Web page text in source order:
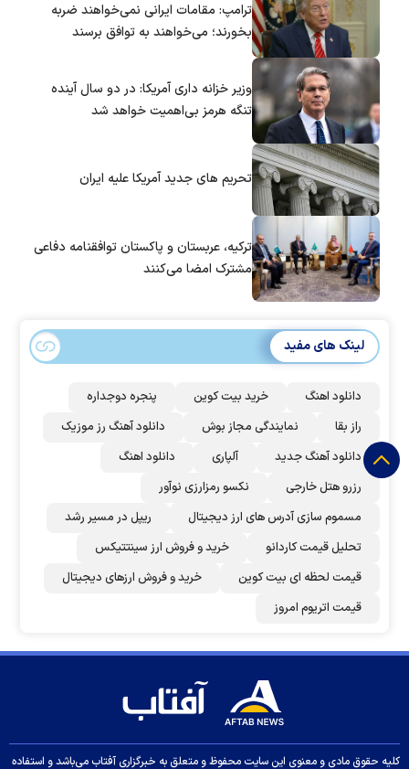
ترامپ: مقامات ایرانی نمی‌خواهند ضربه
بخورند؛ می‌خواهند به توافق برسند
وزیر خزانه داری آمریکا: در دو سال آینده
تنگه هرمز بی‌اهمیت خواهد شد
تحریم های جدید آمریکا علیه ایران
ترکیه، عربستان و پاکستان توافقنامه دفاعی
مشترک امضا می‌کنند
لینک های مفید
دانلود اهنگ خرید بیت کوین
پنجره دوجداره
راز بقا
نمایندگی مجاز بوش
دانلود آهنگ رز‌ موزیک
دانلود آهنگ جدید
آلپاری
دانلود اهنگ
رزرو هتل خارجی
نکسو رمزارزی نوآور
مسموم سازی آدرس های ارز دیجیتال
ریپل در مسیر رشد
تحلیل قیمت کاردانو
خرید و فروش ارز سینتتیکس
قیمت لحظه ای بیت کوین
خرید و فروش ارزهای دیجیتال
قیمت اتریوم امروز
کلیه حقوق مادی و معنوی این سایت محفوظ و متعلق به خبرگزاری آفتاب می‌باشد و استفاده